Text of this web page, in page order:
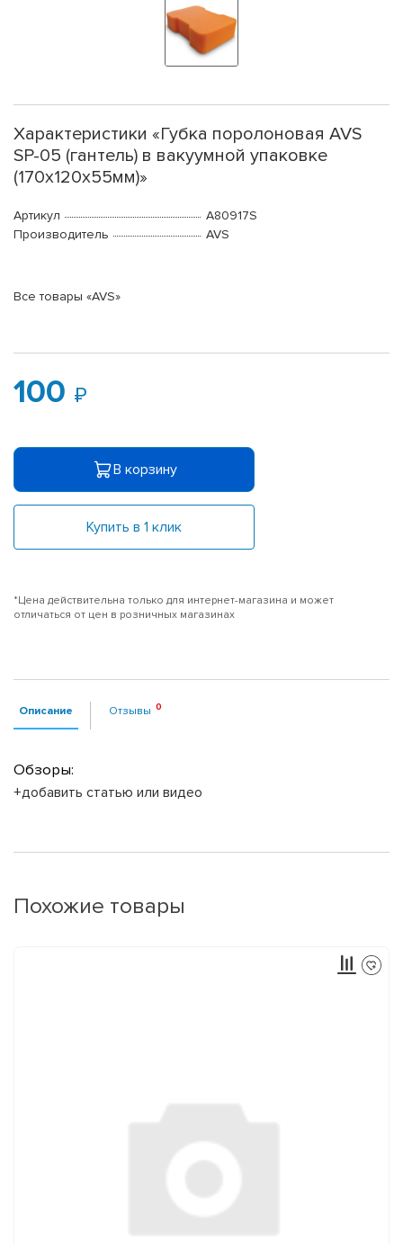
Характеристики «Губка поролоновая AVS
SP-05 (гантель) в вакуумной упаковке
(170х120x55мм)»
Артикул
A80917S
Производитель
AVS
Все товары «AVS»
100
В корзину
Купить в 1 клик
*Цена действительна только для интернет-магазина и может
отличаться от цен в розничных магазинах
Описание Отзывы
Обзоры:
+добавить статью или видео
Похожие товары